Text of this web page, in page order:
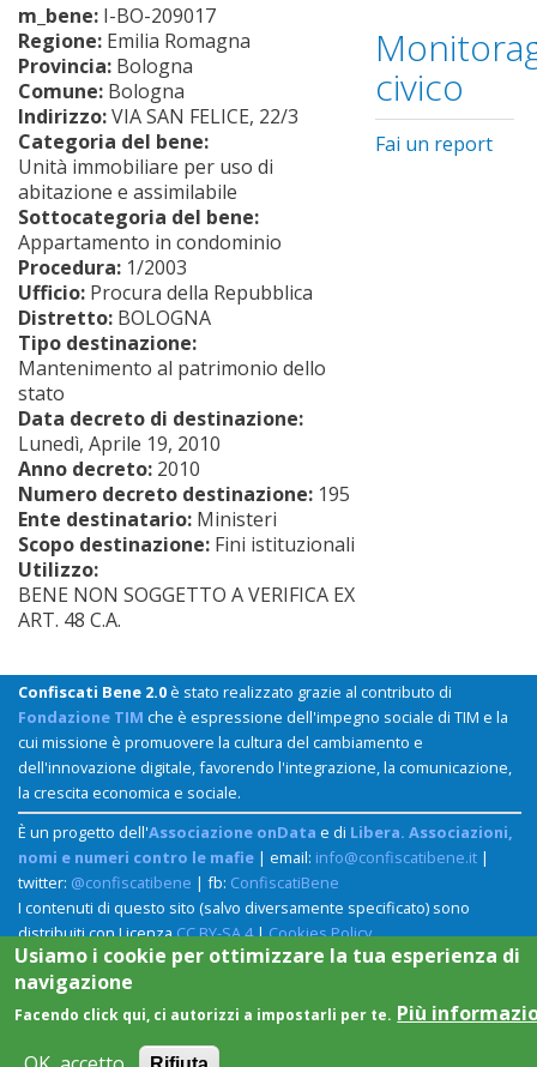
m_bene: I-BO-209017
Regione: Emilia Romagna
Provincia: Bologna
Comune: Bologna
Indirizzo:VIA SAN FELICE, 22/3
Categoria del bene:
Unità immobiliare per uso di
abitazione e assimilabile
Sottocategoria del bene:
Appartamento in condominio
Procedura: 1/2003
Ufficio: Procura della Repubblica
Distretto: BOLOGNA
Tipo destinazione:
Mantenimento al patrimonio dello
stato
Data decreto di destinazione:
Lunedì, Aprile 19, 2010
Anno decreto: 2010
Numero decreto destinazione: 195
Ente destinatario: Ministeri
Scopo destinazione: Fini istituzionali
Utilizzo:
BENE NON SOGGETTO A VERIFICA EX
ART. 48 C.A.
civico
Fai un report
Confiscati Bene 2.0è stato realizzato grazie al contributo di
Fondazione TIM che è espressione dell'impegno sociale di TIM e la
cui missione è promuovere la cultura del cambiamento e
dell'innovazione digitale, favorendo l'integrazione, la comunicazione,
la crescita economica e sociale.
È un progetto dell'Associazione onData e di Libera. Associazioni,
nomi e numeri contro le mafie | email: info@confiscatibene.it |
twitter: @confiscatibene | fb: ConfiscatiBene
I contenuti di questo sito (salvo diversamente specificato) sono
distribuiti con LicenzaCC BY-SA 4|Cookies Policy
Usiamo i cookie per ottimizzare la tua esperienza di
navigazione
Facendo click qui, ci autorizzi a impostarli per te. Più